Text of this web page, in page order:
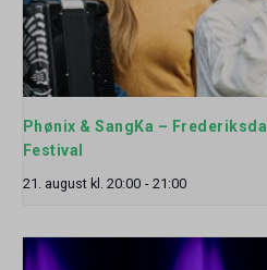
Phønix & SangKa –
Festival
21. august kl. 20:00 - 21:00